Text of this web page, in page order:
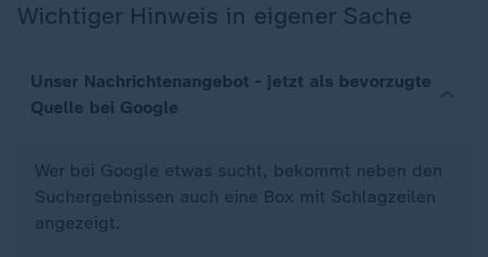
Wichtiger Hinweis in eigener Sache
Unser Nachrichtenangebot - jetzt als bevorzugte
Quelle bei Google
Wer bei Google etwas sucht, bekommt neben den
Suchergebnissen auch eine Box mit Schlagzeilen
angezeigt.